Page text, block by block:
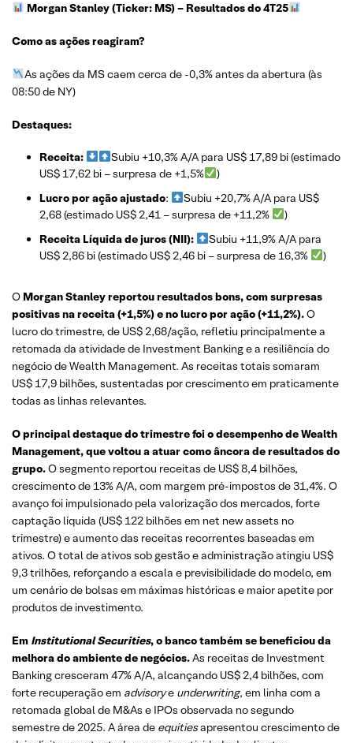
Morgan Stanley (Ticker: MS)– Resultados do 4T25
Como as ações reagiram?
As ações da MS caem cerca de -0,3% antes da abertura (às
08:50 de NY)
Destaques:
Receita:
Subiu +10,3% A/A para US$ 17,89 bi (estimado
US$ 17,62 bi – surpresa de +1,5%
)
Lucro por ação ajustado:
Subiu +20,7% A/A para US$
2,68 (estimado US$ 2,41 – surpresa de +11,2%
)
Receita Líquida de juros (NII):
Subiu +11,9% A/A para
US$ 2,86 bi (estimado US$ 2,46 bi – surpresa de 16,3%
)
O Morgan Stanley reportou resultados bons, com surpresas
positivas na receita (+1,5%) e no lucro por ação (+11,2%).O
lucro do trimestre, de US$ 2,68/ação, refletiu principalmente a
retomada da atividade de Investment Banking e a resiliência do
negócio de Wealth Management. As receitas totais somaram
US$ 17,9 bilhões, sustentadas por crescimento em praticamente
todas as linhas relevantes.
O principal destaque do trimestre foi o desempenho de Wealth
Management, que voltou a atuar como âncora de resultados do
grupo.O segmento reportou receitas de US$ 8,4 bilhões,
crescimento de 13% A/A, com margem pré-impostos de 31,4%. O
avanço foi impulsionado pela valorização dos mercados, forte
captação líquida (US$ 122 bilhões em net new assets no
trimestre) e aumento das receitas recorrentes baseadas em
ativos. O total de ativos sob gestão e administração atingiu US$
9,3 trilhões, reforçando a escala e previsibilidade do modelo, em
um cenário de bolsas em máximas históricas e maior apetite por
produtos de investimento.
Em Institutional Securities, o banco também se beneficiou da
melhora do ambiente de negócios.As receitas de Investment
Banking cresceram 47% A/A, alcançando US$ 2,4 bilhões, com
forte recuperação em advisorye underwriting, em linha com a
retomada global de M&As e IPOs observada no segundo
semestre de 2025. A área de equitiesapresentou crescimento de